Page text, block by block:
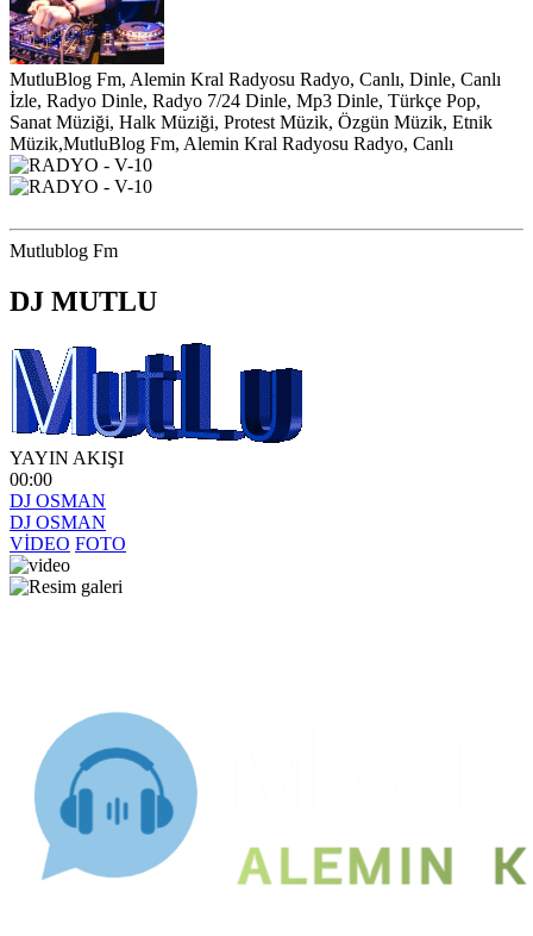
MutluBlog Fm, Alemin Kral Radyosu Radyo, Canlı, Dinle, Canlı
İzle, Radyo Dinle, Radyo 7/24 Dinle, Mp3 Dinle, Türkçe Pop,
Sanat Müziği, Halk Müziği, Protest Müzik, Özgün Müzik, Etnik
Müzik,MutluBlog Fm, Alemin Kral Radyosu Radyo, Canlı
Mutlublog Fm
DJ MUTLU
YAYIN AKIŞI
00:00
DJ OSMAN
DJ OSMAN
VİDEO FOTO